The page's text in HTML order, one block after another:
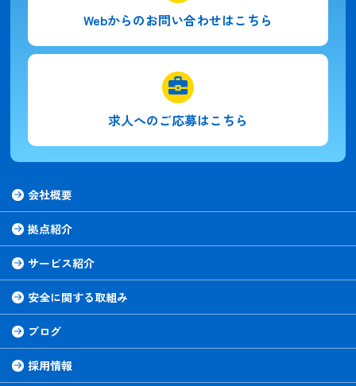
Webからのお問い合わせはこちら
求人へのご応募はこちら
会社概要
拠点紹介
サービス紹介
安全に関する取組み
ブログ
採用情報